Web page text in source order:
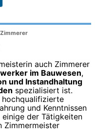
auch Zimmerer
im Bauwesen,
und Instandhaltung
spezialisiert ist.
hochqualifizierte
und Kenntnissen
der Tätigkeiten
Zimmermeister